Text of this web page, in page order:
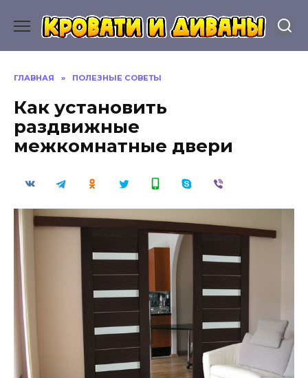
содержанию
ГЛАВНАЯ » ПОЛЕЗНЫЕ СОВЕТЫ
Как установить
раздвижные
межкомнатные двери